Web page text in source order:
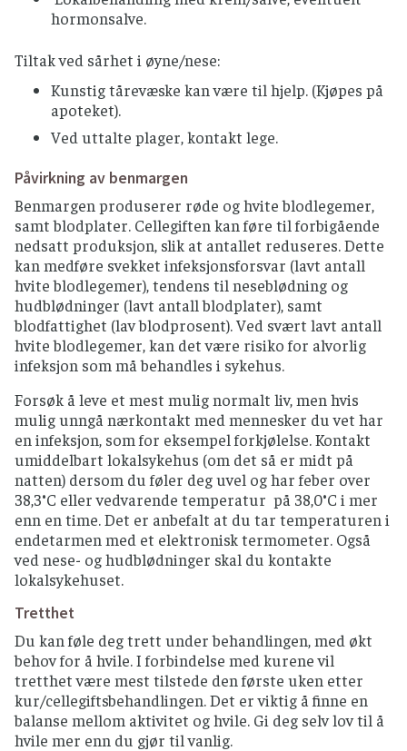
hormonsalve.
Tiltak ved sårhet i øyne/nese:
Kunstig tårevæske kan være til hjelp. (Kjøpes på
apoteket).
Ved uttalte plager, kontakt lege.
Påvirkning av benmargen
Benmargen produserer røde og hvite blodlegemer,
samt blodplater. Cellegiften kan føre til forbigående
nedsatt produksjon, slik at antallet reduseres. Dette
kan medføre svekket infeksjonsforsvar (lavt antall
hvite blodlegemer), tendens til neseblødning og
hudblødninger (lavt antall blodplater), samt
blodfattighet (lav blodprosent). Ved svært lavt antall
hvite blodlegemer, kan det være risiko for alvorlig
infeksjon som må behandles i sykehus.
Forsøk å leve et mest mulig normalt liv, men hvis
mulig unngå nærkontakt med mennesker du vet har
en infeksjon, som for eksempel forkjølelse. Kontakt
umiddelbart lokalsykehus (om det så er midt på
natten) dersom du føler deg uvel og har feber over
38,3°C eller vedvarende temperatur på 38,0°C i mer
enn en time. Det er anbefalt at du tar temperaturen i
endetarmen med et elektronisk termometer. Også
ved nese- og hudblødninger skal du kontakte
lokalsykehuset.
Tretthet
Du kan føle deg trett under behandlingen, med økt
behov for å hvile. I forbindelse med kurene vil
tretthet være mest tilstede den første uken etter
kur/cellegiftsbehandlingen. Det er viktig å finne en
balanse mellom aktivitet og hvile. Gi deg selv lov til å
hvile mer enn du gjør til vanlig.